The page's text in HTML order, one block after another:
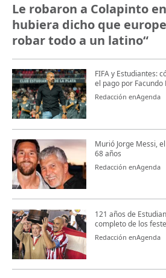
Le robaron a Colapinto
hubiera dicho que
robar todo a un latino“
FIFA y Estudiantes:
el pago por Facundo
Redacción enAgenda
Murió Jorge Messi,
68 años
Redacción enAgenda
121 años de
completo de los
Redacción enAgenda